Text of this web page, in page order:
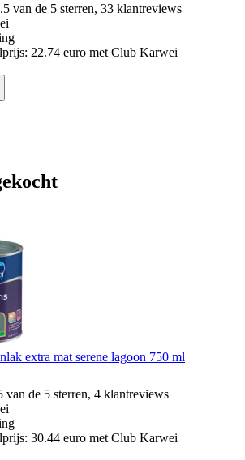
van de 5 sterren, 33 klantreviews
22.74 euro met Club Karwei
extra mat serene lagoon 750 ml
van de 5 sterren, 4 klantreviews
30.44 euro met Club Karwei